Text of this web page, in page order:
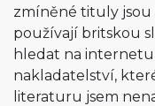
zmíněné tituly
používají britskou
hledat na
nakladatelství,
literaturu jsem